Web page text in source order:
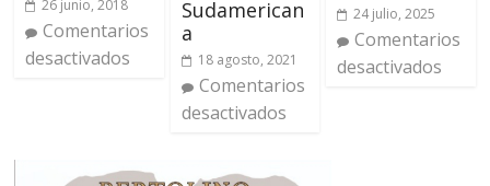
26 junio, 2018
Comentarios
desactivados
Sudamerican
a
18 agosto, 2021
Comentarios
desactivados
24 julio, 2025
Comentarios
desactivados